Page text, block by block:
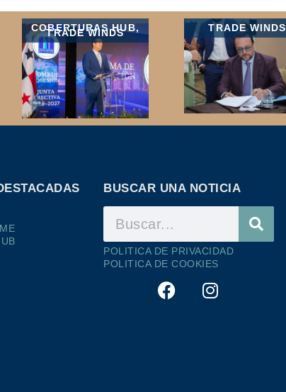
COBERTURAS HUB,
TRADE WINDS TRADE WINDS
BUSCAR UNA NOTICIA
POLITICA DE PRIVACIDAD
POLITICA DE COOKIES